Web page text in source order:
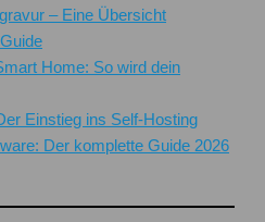
– Eine Übersicht
Home: So wird dein
Einstieg ins Self-Hosting
Der komplette Guide 2026